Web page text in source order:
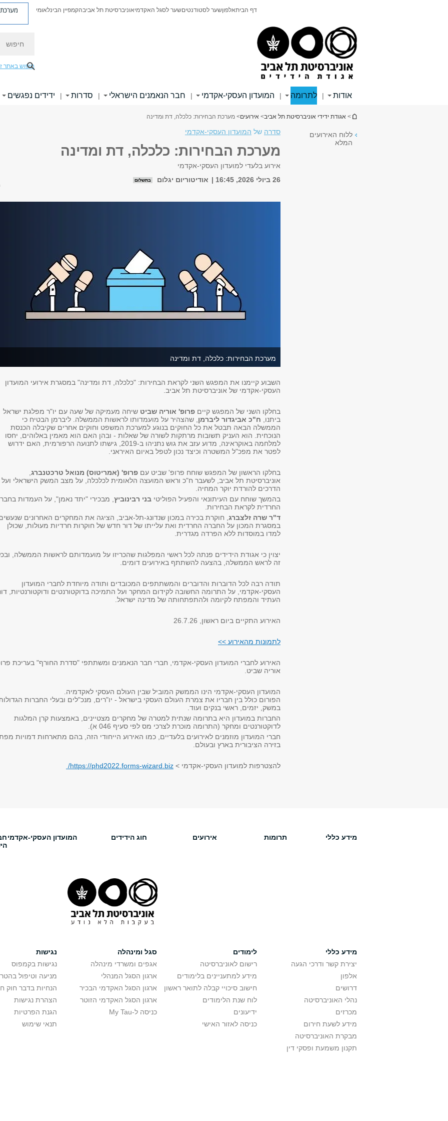
דף הביתאלפוןשער לסטודנטיםשער לסגל האקדמיאוניברסיטת תל אביבהקמפיין הבינלאומי מערכת
חיפוש באתר
אודות | לתרומה | המועדון העסקי-אקדמי | חבר הנאמנים הישראלי | סדרות | ידידים נפגשים
הינך נמצא כאן
> אגודת ידידי אוניברסיטת תל אביב> אירועים> מערכת הבחירות: כלכלה, דת ומדינה
ללוח האירועים
המלא
סדרה של המועדון העסקי-אקדמי
מערכת הבחירות: כלכלה, דת ומדינה
אירוע בלעדי למועדון העסקי-אקדמי
26 ביולי 2026, 16:45
אודיטוריום יגלום בתשלום
מערכת הבחירות: כלכלה, דת ומדינה
השבוע קיימנו את המפגש השני לקראת הבחירות: "כלכלה, דת ומדינה" במסגרת אירועי המועדון
העסקי-אקדמי של אוניברסיטת תל אביב.
בחלקו השני של המפגש קיים פרופ' אוריה שביט שיחה מעמיקה של שעה עם יו"ר מפלגת ישראל
ביתנו, ח"כ אביגדור ליברמן , שהצהיר על מועמדותו לראשות הממשלה. ליברמן הבטיח כי
הממשלה הבאה תבטל את כל החוקים בנוגע למערכת המשפט וחוקים אחרים שקיבלה הכנסת
הנוכחית. הוא העניק תשובות מרתקות לשורה של שאלות - ובהן האם הוא מאמין באלוהים, יחסו
למלחמה באוקראינה, מדוע עזב את גוש נתניהו ב-2019, גישתו לתנועה הרפורמית, האם ידרוש
לפטר את מפכ"ל המשטרה וכיצד נכון לטפל באיום האיראני.
בחלקו הראשון של המפגש שוחח פרופ' שביט עם פרופ' (אמריטוס) מנואל טרכטנברג
אוניברסיטת תל אביב, לשעבר ח"כ וראש המועצה הלאומית לכלכלה, על מצב המשק הישראלי ועל
הדרכים להורדת יוקר המחיה.
בהמשך שוחח עם העיתונאי והפעיל הפוליטי בני רבינוביץ , מבכירי "יתד נאמן", על העמדות
החרדית לקראת הבחירות.
ד"ר שרה זלצברג , חוקרת בכירה במכון שנדונג-תל-אביב, הציגה את המחקרים האחרונים
במסגרת המכון על החברה החרדית ואת עלייתו של דור חדש של חוקרות חרדיות מעולות, שכולן
למדו במוסדות ללא הפרדה מגדרית.
יצוין כי אגודת הידידים פנתה לכל ראשי המפלגות שהכריזו על מועמדותם לראשות הממשלה,
זה לראש הממשלה, בהצעה להשתתף באירועים דומים.
תודה רבה לכל הדוברות והדוברים והמשתתפים המכובדים ותודה מיוחדת לחברי המועדון
העסקי-אקדמי, על התרומה החשובה לקידום המחקר ועל התמיכה בדוקטורנטים ודוקטורנטיות,
העתיד והמפתח לקיומה ולהתפתחותה של מדינה ישראל.
האירוע התקיים ביום ראשון, 26.7.26
לתמונות מהאירוע >>
האירוע לחברי המועדון העסקי-אקדמי, חברי חבר הנאמנים ומשתתפי "סדרת החורף" בעריכת
אוריה שביט.
המועדון העסקי-אקדמי הינו הממשק המוביל שבין העולם העסקי לאקדמיה.
הפורום כולל בין חבריו את צמרת העולם העסקי בישראל - יו"רים, מנכ"לים ובעלי החברות
במשק, יזמים, ראשי בנקים ועוד.
החברות במועדון היא בתרומה שנתית למטרה של מחקרים מצטיינים, באמצעות קרן המלגות
לדוקטורנטים ומחקר (התרומה מוכרת לצרכי מס לפי סעיף 046 א).
חברי המועדון מוזמנים לאירועים בלעדיים, כמו האירוע הייחודי הזה, בהם מתארחות דמויות
בזירה הציבורית בארץ ובעולם.
להצטרפות למועדון העסקי-אקדמי > https://phd2022.forms-wizard.biz/
מידע כללי תרומות אירועים חוג הידידים המועדון העסקי-אקדמי
מידע כללי
יצירת קשר ודרכי הגעה
אלפון
דרושים
נהלי האוניברסיטה
מכרזים
מידע לשעת חירום
מבקרת האוניברסיטה
תקנון משמעת ופסקי דין
לימודים
רישום לאוניברסיטה
מידע למתעניינים בלימודים
חישוב סיכויי קבלה לתואר ראשון
לוח שנת הלימודים
ידיעונים
כניסה לאזור האישי
סגל ומינהלה
אגפים ומשרדי מינהלה
ארגון הסגל המנהלי
ארגון הסגל האקדמי הבכיר
ארגון הסגל האקדמי הזוטר
כניסה ל-My Tau
נגישות
נגישות בקמפוס
מניעה וטיפול
הנחיות בדבר חוק
הצהרת נגישות
הגנת הפרטיות
תנאי שימוש